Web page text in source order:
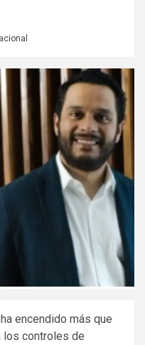
encendido más que
los controles de